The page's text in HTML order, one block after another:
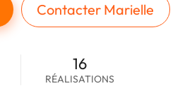
Contacter Marielle
16
RÉALISATIONS